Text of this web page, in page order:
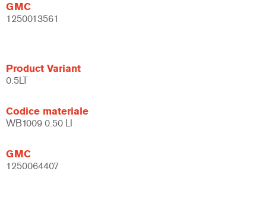
GMC
1250013561
Product Variant
0.5LT
Codice materiale
WB1009 0.50 LI
GMC
1250064407